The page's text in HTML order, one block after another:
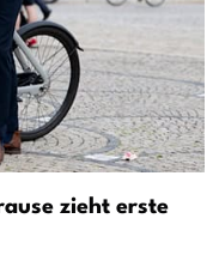
zieht erste